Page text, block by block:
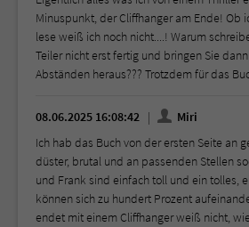
Minuspunkt, der Cliffhanger am Ende! Ob
lese weiß ich noch nicht....! Warum
Teiler nicht erst fertig und bringen Sie
Abständen heraus??? Trotzdem für das
08.06.2025 16:08:42
Miri
Ich hab das Buch von der ersten Seite an
düster, brutal und an passenden Stellen
und Frank sind einfach toll und ein tolles,
können sich zu hundert Prozent
endet mit einem Cliffhanger weiß nicht,